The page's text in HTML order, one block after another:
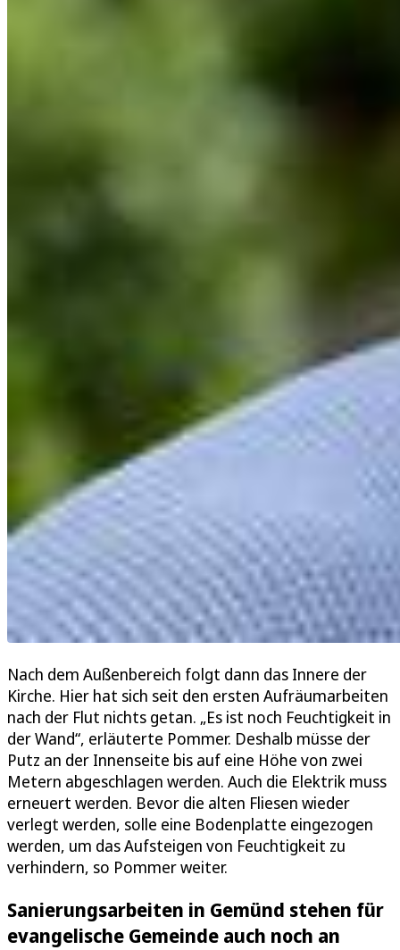
Nach dem Außenbereich folgt dann das Innere der
Kirche. Hier hat sich seit den ersten Aufräumarbeiten
nach der Flut nichts getan. „Es ist noch Feuchtigkeit in
der Wand“, erläuterte Pommer. Deshalb müsse der
Putz an der Innenseite bis auf eine Höhe von zwei
Metern abgeschlagen werden. Auch die Elektrik muss
erneuert werden. Bevor die alten Fliesen wieder
verlegt werden, solle eine Bodenplatte eingezogen
werden, um das Aufsteigen von Feuchtigkeit zu
verhindern, so Pommer weiter.
Sanierungsarbeiten in Gemünd stehen für
evangelische Gemeinde auch noch an